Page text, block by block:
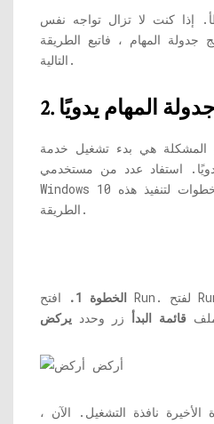
إذا كنت لا تزال تواجه نفس
جدولة المهام ، فاتبع الطريقة
التالية.
المهام يدويًا
المشكلة هي بدء تشغيل خدمة
استفاد عدد من مستخدمي
Windows 10 من هذه الطريقة. اتبع الخطوات لتنفيذ هذه
الطريقة.
الخطوة 1.
افتح Run. لفتح Run ، انقر بزر الماوس
قائمة البدأ زر وحدد يركض
الأخيرة نافذة التشغيل. الآن ،